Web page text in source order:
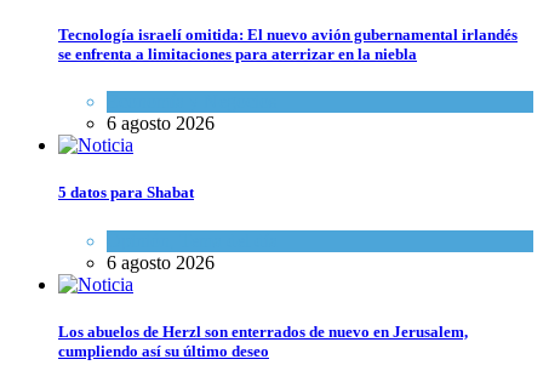
Tecnología israelí omitida: El nuevo avión gubernamental irlandés
se enfrenta a limitaciones para aterrizar en la niebla
6 agosto 2026
5 datos para Shabat
6 agosto 2026
Los abuelos de Herzl son enterrados de nuevo en Jerusalem,
cumpliendo así su último deseo